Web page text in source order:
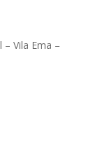
– Vila Ema –